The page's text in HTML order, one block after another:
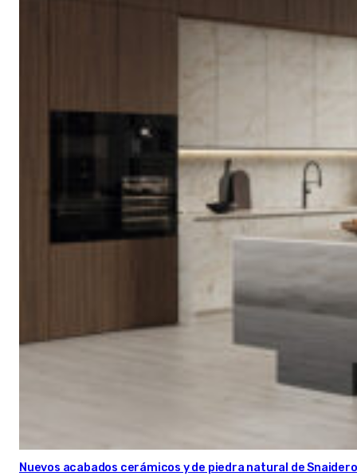
Nuevos acabados cerámicos y de piedra natural de Snaidero